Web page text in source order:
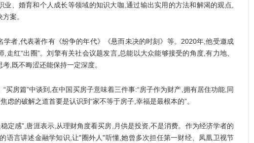
、婚育和个人成长等领域的知识大咖,通过输出实用的方法和解渴的观点,
案。
者,代表著作有《纷争的年代》《悬而未决的时刻》等。2020年,他受邀成
走红“出圈”。刘擎有关社会议题发言,总能以大众能够接受的角度,有力地、
,既不晦涩还能保持一定深度。
房篇”中谈到,在中国买房子意味着三件事:“房子作为财产,拥有居住功能,同
虑的破解之道首要是认识到“家不等于房子,幸福是最根本的”。
感”,唐涯表示,从理财角度看买房,月供是投资,不是消费。作为经济学者的
语言讲述金融学知识,让"圈外人"听懂,她曾多次担任第一财经、凤凰卫视节